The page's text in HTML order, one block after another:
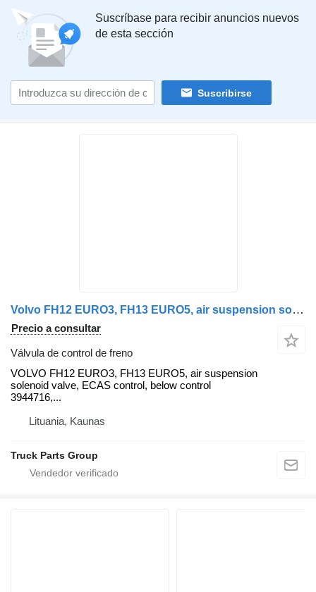
Suscríbase para recibir anuncios nuevos
de esta sección
Suscribirse
Volvo FH12 EURO3, FH13 EURO5, air suspension solenoid valve, ECAS cont VOLVO válvula de control de freno para Volvo FH12, FH13 cabeza tractora
Precio a consultar
Válvula de control de freno
VOLVO FH12 EURO3, FH13 EURO5, air suspension
solenoid valve, ECAS control, below control
3944716,...
Lituania, Kaunas
Truck Parts Group